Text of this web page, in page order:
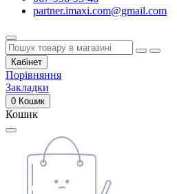
partner.imaxi.com@gmail.com
Кабінет
Порівняння
Закладки
0 Кошик
Кошик